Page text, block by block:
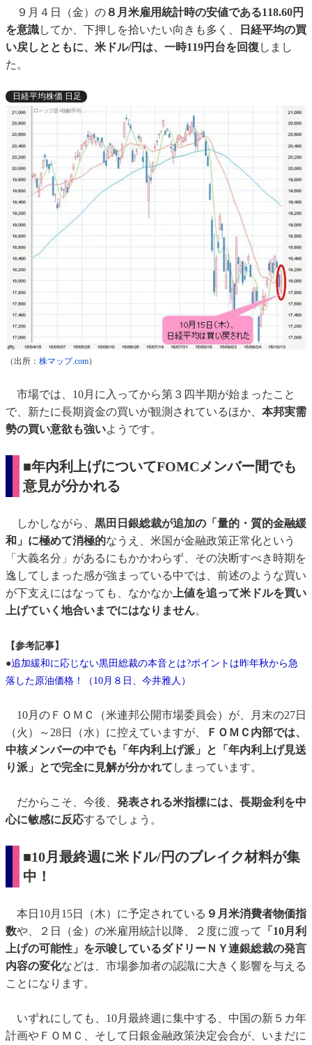
９月４日（金）の８月米雇用統計時の安値である118.60円
を意識してか、下押しを拾いたい向きも多く、
日経平均の買
い戻しとともに、米ドル/円は、一時119円台を回復 しまし
た。
日経平均株価 日足
（出所： 株マップ.com）
市場では、10月に入ってから第３四半期が始まったこと
で、新たに長期資金の買いが観測されているほか、 本邦実需
勢の買い意欲も強いようです。
■年内利上げについてFOMCメンバー間でも
意見が分かれる
しかしながら、 黒田日銀総裁が追加の「量的・質的金融緩
和」に極めて消極的なうえ、米国が金融政策正常化という
「大義名分」があるにもかかわらず、その決断すべき時期を
逸してしまった感が強まっている中では、前述のような買い
が下支えにはなっても、なかなか 上値を追って米ドルを買い
上げていく地合いまでにはなりません。
【参考記事】
●追加緩和に応じない黒田総裁の本音とは?ポイントは昨年秋から急
落した原油価格！（10月８日、今井雅人）
10月のＦＯＭＣ（米連邦公開市場委員会）が、月末の27日
（火）～28日（水）に控えていますが、
ＦＯＭＣ内部では、
中核メンバーの中でも「年内利上げ派」と「年内利上げ見送
り派」とで完全に見解が分かれて しまっています。
だからこそ、今後、 発表される米指標には、長期金利を中
心に敏感に反応するでしょう。
■10月最終週に米ドル/円のブレイク材料が集
中！
本日10月15日（木）に予定されている ９月米消費者物価指
数や、２日（金）の米雇用統計以降、２度に渡って
「10月利
上げの可能性」を示唆しているダドリーＮＹ連銀総裁の発言
内容の変化などは、市場参加者の認識に大きく影響を与える
ことになります。
いずれにしても、10月最終週に集中する、中国の新５カ年
計画やＦＯＭＣ、そして日銀金融政策決定会合が、いまだに